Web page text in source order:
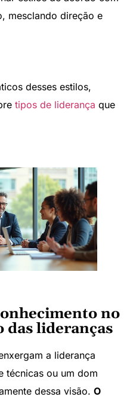
mesclando direção e
desses estilos,
tipos de liderança que
no
das lideranças
a liderança
técnicas ou um dom
dessa visão. O